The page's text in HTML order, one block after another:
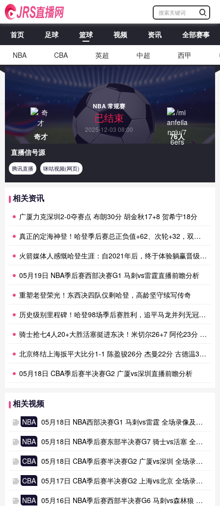
首页 足球 篮球 视频 资讯 全部赛事
NBA CBA 英超 中超 西甲
奇才
NBA 常规赛
已结束
2025-12-03 08:00
76人
直播信号源
腾讯直播 咪咕视频(网页)
相关资讯
广厦力克深圳2-0夺赛点 布朗30分 胡金秋17+8 贺希宁18分
真正的定海神登！哈登季后赛总正负值+62、次轮+32，双数据领跑骑士全队
火箭媒体人感慨哈登生涯：自2021年后，终于体验躺赢晋级滋味
05月19日 NBA季后赛西部决赛G1 马刺vs雷霆直播前瞻分析
重塑老登荣光！东西决四队仅剩哈登，高龄坚守续写传奇
历史级别里程碑！哈登98场季后赛胜利，追平马龙并列无冠球员历史第一
骑士抢七4人20+大胜活塞挺进东决！米切尔26+7 阿伦23分 梅里尔23分 詹金斯17分
北京终结上海扳平大比分1-1 陈盈骏26分 杰曼22分 古德温32分
05月18日 CBA季后赛半决赛G2 广厦vs深圳直播前瞻分析
相关视频
NBA 05月18日 NBA西部决赛G1 马刺vs雷霆 全场录像及集锦
NBA 05月18日 NBA季后赛东部半决赛G7 骑士vs活塞 全场录像及集锦
CBA 05月18日 CBA季后赛半决赛G2 广厦vs深圳 全场录像及集锦
CBA 05月17日 CBA季后赛半决赛G2 上海vs北京 全场录像及集锦
NBA 05月16日 NBA季后赛西部半决赛G6 马刺vs森林狼 全场录像及集锦